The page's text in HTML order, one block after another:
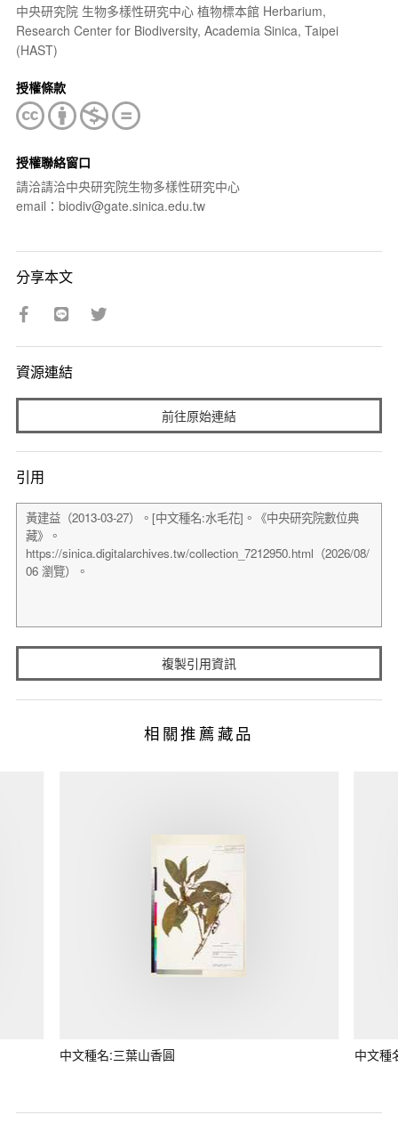
中央研究院 生物多樣性研究中心 植物標本館 Herbarium,
Research Center for Biodiversity, Academia Sinica, Taipei
(HAST)
授權條款
授權聯絡窗口
請洽請洽中央研究院生物多樣性研究中心
email：biodiv@gate.sinica.edu.tw
分享本文
資源連結
前往原始連結
引用
複製引用資訊
相關推薦藏品
中文種名:三葉山香圓 中文種